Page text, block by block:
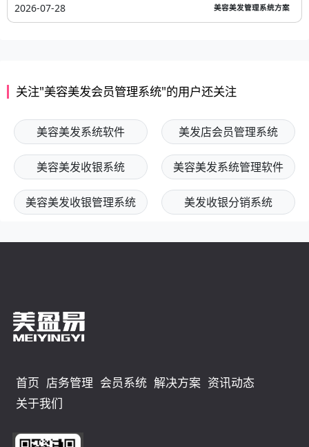
2026-07-28
美容美发管理系统方案
关注"美容美发会员管理系统"的用户还关注
美容美发系统软件 美发店会员管理系统
美容美发收银系统 美容美发系统管理软件
美容美发收银管理系统 美发收银分销系统
首页 店务管理 会员系统 解决方案 资讯动态
关于我们